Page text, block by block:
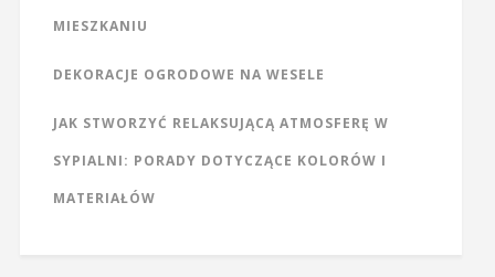
MIESZKANIU
DEKORACJE OGRODOWE NA WESELE
JAK STWORZYĆ RELAKSUJĄCĄ ATMOSFERĘ W
SYPIALNI: PORADY DOTYCZĄCE KOLORÓW I
MATERIAŁÓW